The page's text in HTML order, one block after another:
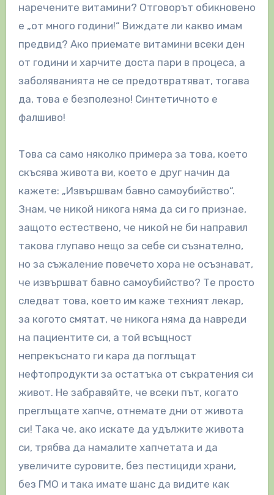
наречените витамини? Отговорът обикновено
е „от много години!“ Виждате ли какво имам
предвид? Ако приемате витамини всеки ден
от години и харчите доста пари в процеса, а
заболяванията не се предотвратяват, тогава
да, това е безполезно! Синтетичното е
фалшиво!
Това са само няколко примера за това, което
скъсява живота ви, което е друг начин да
кажете: „Извършвам бавно самоубийство“.
Знам, че никой никога няма да си го признае,
защото естествено, че никой не би направил
такова глупаво нещо за себе си съзнателно,
но за съжаление повечето хора не осъзнават,
че извършват бавно самоубийство? Те просто
следват това, което им каже техният лекар,
за когото смятат, че никога няма да навреди
на пациентите си, а той всъщност
непрекъснато ги кара да поглъщат
нефтопродукти за остатъка от съкратения си
живот. Не забравяйте, че всеки път, когато
преглъщате хапче, отнемате дни от живота
си! Така че, ако искате да удължите живота
си, трябва да намалите хапчетата и да
увеличите суровите, без пестициди храни,
без ГМО и така имате шанс да видите как